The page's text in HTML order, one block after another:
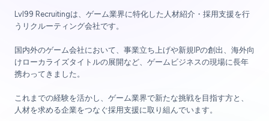
Lvl99 Recruitingは、ゲーム業界に特化した人材紹介・採用支援を行
うリクルーティング会社です。
国内外のゲーム会社において、事業立ち上げや新規IPの創出、海外向
けローカライズタイトルの展開など、ゲームビジネスの現場に長年
携わってきました。
これまでの経験を活かし、ゲーム業界で新たな挑戦を目指す方と、
人材を求める企業をつなぐ採用支援に取り組んでいます。